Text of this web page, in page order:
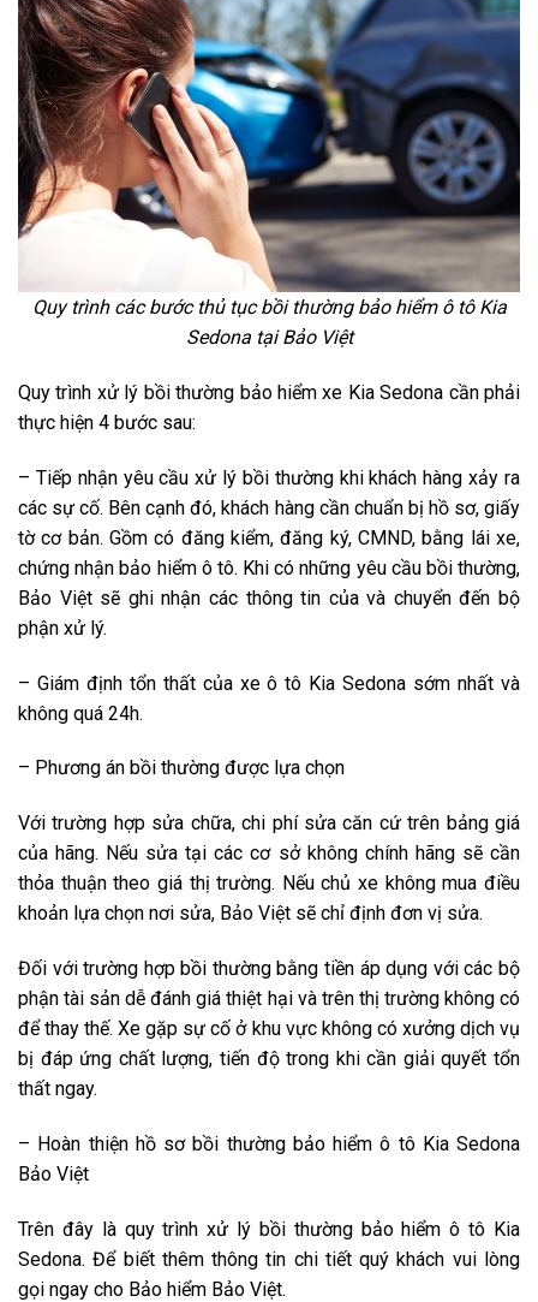
Quy trình các bước thủ tục bồi thường bảo hiểm ô tô Kia
Sedona tại Bảo Việt
Quy trình xử lý bồi thường bảo hiểm xe Kia Sedona cần phải
thực hiện 4 bước sau:
– Tiếp nhận yêu cầu xử lý bồi thường khi khách hàng xảy ra
các sự cố. Bên cạnh đó, khách hàng cần chuẩn bị hồ sơ, giấy
tờ cơ bản. Gồm có đăng kiểm, đăng ký, CMND, bằng lái xe,
chứng nhận bảo hiểm ô tô. Khi có những yêu cầu bồi thường,
Bảo Việt sẽ ghi nhận các thông tin của và chuyển đến bộ
phận xử lý.
– Giám định tổn thất của xe ô tô Kia Sedona sớm nhất và
không quá 24h.
– Phương án bồi thường được lựa chọn
Với trường hợp sửa chữa, chi phí sửa căn cứ trên bảng giá
của hãng. Nếu sửa tại các cơ sở không chính hãng sẽ cần
thỏa thuận theo giá thị trường. Nếu chủ xe không mua điều
khoản lựa chọn nơi sửa, Bảo Việt sẽ chỉ định đơn vị sửa.
Đối với trường hợp bồi thường bằng tiền áp dụng với các bộ
phận tài sản dễ đánh giá thiệt hại và trên thị trường không có
để thay thế. Xe gặp sự cố ở khu vực không có xưởng dịch vụ
bị đáp ứng chất lượng, tiến độ trong khi cần giải quyết tổn
thất ngay.
– Hoàn thiện hồ sơ bồi thường bảo hiểm ô tô Kia Sedona
Bảo Việt
Trên đây là quy trình xử lý bồi thường bảo hiểm ô tô Kia
Sedona. Để biết thêm thông tin chi tiết quý khách vui lòng
gọi ngay cho Bảo hiểm Bảo Việt.